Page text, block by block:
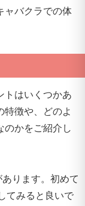
ャバクラでの体
トはいくつかあ
特徴や、どのよ
のかをご紹介し
ります。初めて
てみると良いで